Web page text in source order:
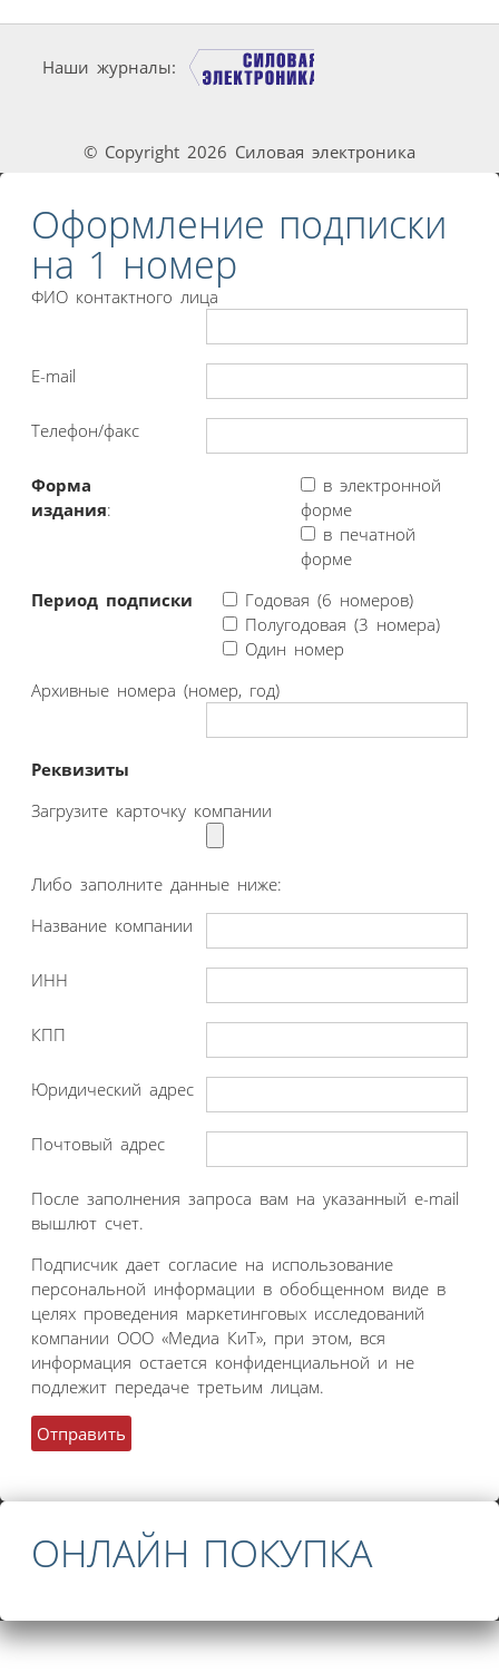
Наши журналы:
© Copyright 2026 Силовая электроника
Оформление подписки
на 1 номер
ФИО контактного лица
E-mail
Телефон/факс
Форма
издания:
в электронной
форме
в печатной
форме
Период подписки
Годовая (6 номеров)
Полугодовая (3 номера)
Один номер
Архивные номера (номер, год)
Реквизиты
Загрузите карточку компании
Либо заполните данные ниже:
Название компании
ИНН
КПП
Юридический адрес
Почтовый адрес
После заполнения запроса вам на указанный e-mail
вышлют счет.
Подписчик дает согласие на использование
персональной информации в обобщенном виде в
целях проведения маркетинговых исследований
компании ООО «Медиа КиТ», при этом, вся
информация остается конфиденциальной и не
подлежит передаче третьим лицам.
ОНЛАЙН ПОКУПКА